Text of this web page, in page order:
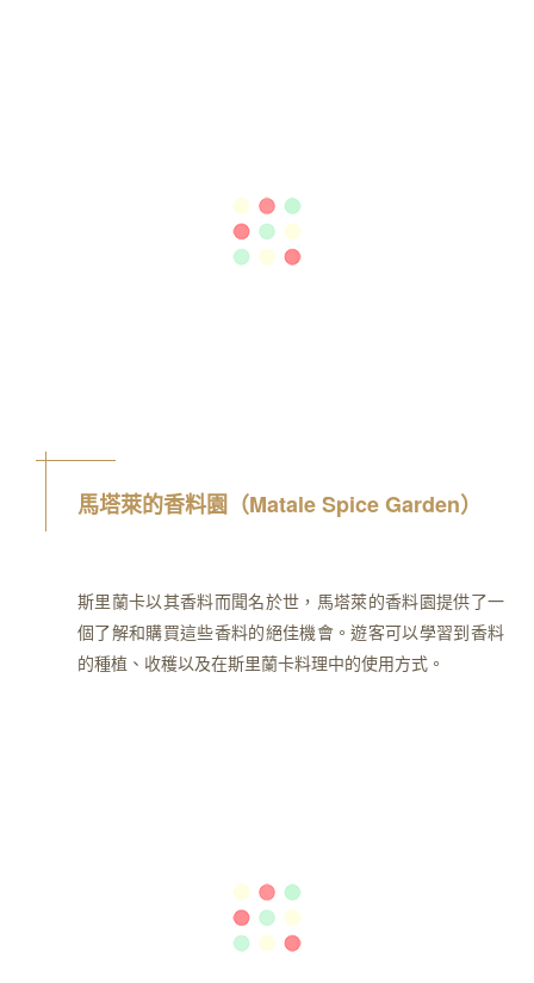
馬塔萊的香料園（Matale Spice Garden）
斯里蘭卡以其香料而聞名於世，馬塔萊的香料園提供了一
個了解和購買這些香料的絕佳機會。遊客可以學習到香料
的種植、收穫以及在斯里蘭卡料理中的使用方式。